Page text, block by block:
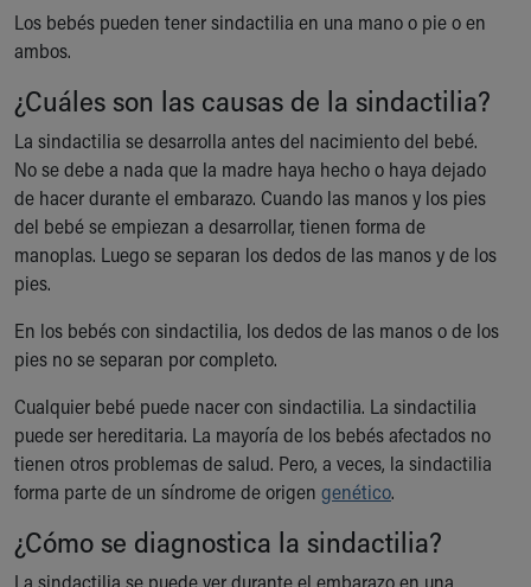
Make an Appointment
Child Passenger Safety
Safe Sleep for Babies
Safe Sleep
About Akron Children's Pediatrics
Who We Are
Building a Brighter Future
Our Mission, Vision, Promise
Calendar of Events
Community Mission
Our Culture of Caring
Newsroom
Our Leadership
Quality and Patient Safety
Unity and Engagement
Our History
More childhood, please.™
Los bebés pueden tener sindactilia en una mano o pie o en
ambos.
¿Cuáles son las causas de la sindactilia?
La sindactilia se desarrolla antes del nacimiento del bebé.
No se debe a nada que la madre haya hecho o haya dejado
de hacer durante el embarazo. Cuando las manos y los pies
del bebé se empiezan a desarrollar, tienen forma de
manoplas. Luego se separan los dedos de las manos y de los
pies.
En los bebés con sindactilia, los dedos de las manos o de los
pies no se separan por completo.
Cualquier bebé puede nacer con sindactilia. La sindactilia
puede ser hereditaria. La mayoría de los bebés afectados no
tienen otros problemas de salud. Pero, a veces, la sindactilia
forma parte de un síndrome de origen genético.
¿Cómo se diagnostica la sindactilia?
La sindactilia se puede ver durante el embarazo en una